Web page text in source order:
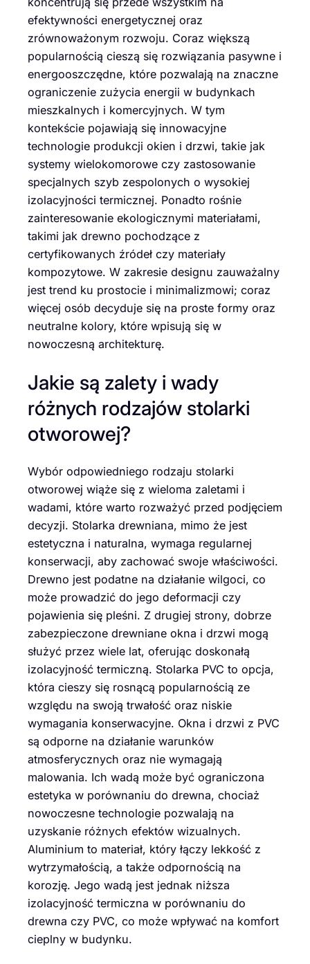
efektywności energetycznej oraz
zrównoważonym rozwoju. Coraz większą
popularnością cieszą się rozwiązania pasywne i
energooszczędne, które pozwalają na znaczne
ograniczenie zużycia energii w budynkach
mieszkalnych i komercyjnych. W tym
kontekście pojawiają się innowacyjne
technologie produkcji okien i drzwi, takie jak
systemy wielokomorowe czy zastosowanie
specjalnych szyb zespolonych o wysokiej
izolacyjności termicznej. Ponadto rośnie
zainteresowanie ekologicznymi materiałami,
takimi jak drewno pochodzące z
certyfikowanych źródeł czy materiały
kompozytowe. W zakresie designu zauważalny
jest trend ku prostocie i minimalizmowi; coraz
więcej osób decyduje się na proste formy oraz
neutralne kolory, które wpisują się w
nowoczesną architekturę.
Jakie są zalety i wady
różnych rodzajów stolarki
otworowej?
Wybór odpowiedniego rodzaju stolarki
otworowej wiąże się z wieloma zaletami i
wadami, które warto rozważyć przed podjęciem
decyzji. Stolarka drewniana, mimo że jest
estetyczna i naturalna, wymaga regularnej
konserwacji, aby zachować swoje właściwości.
Drewno jest podatne na działanie wilgoci, co
może prowadzić do jego deformacji czy
pojawienia się pleśni. Z drugiej strony, dobrze
zabezpieczone drewniane okna i drzwi mogą
służyć przez wiele lat, oferując doskonałą
izolacyjność termiczną. Stolarka PVC to opcja,
która cieszy się rosnącą popularnością ze
względu na swoją trwałość oraz niskie
wymagania konserwacyjne. Okna i drzwi z PVC
są odporne na działanie warunków
atmosferycznych oraz nie wymagają
malowania. Ich wadą może być ograniczona
estetyka w porównaniu do drewna, chociaż
nowoczesne technologie pozwalają na
uzyskanie różnych efektów wizualnych.
Aluminium to materiał, który łączy lekkość z
wytrzymałością, a także odpornością na
korozję. Jego wadą jest jednak niższa
izolacyjność termiczna w porównaniu do
drewna czy PVC, co może wpływać na komfort
cieplny w budynku.